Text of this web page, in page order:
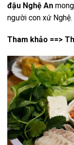
đậu Nghệ An
người con xứ Nghệ.
Tham khảo ==>